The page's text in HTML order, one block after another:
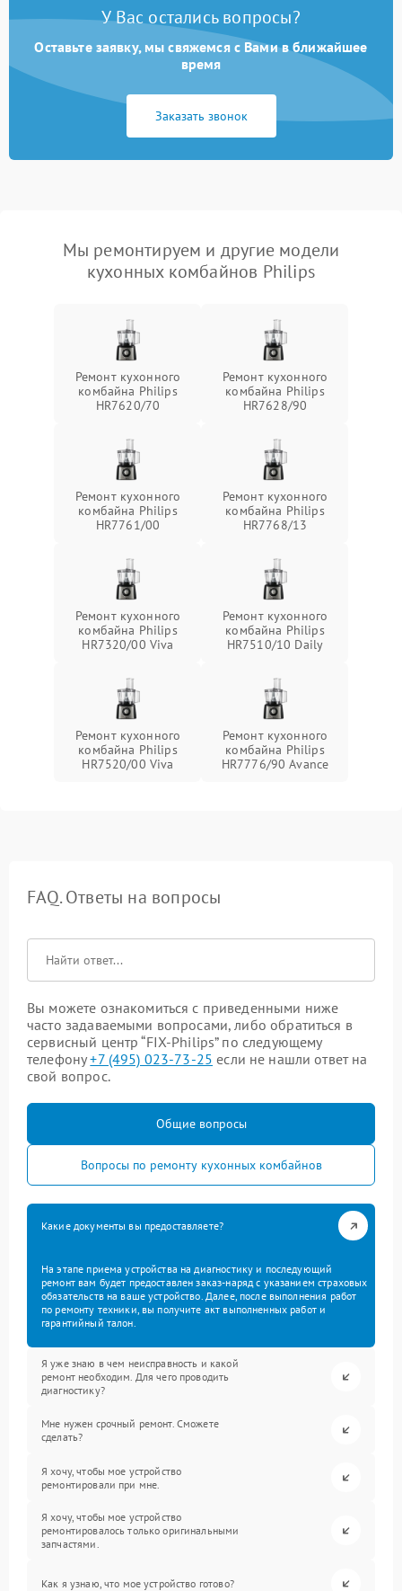
У Вас остались вопросы?
Оставьте заявку, мы свяжемся с Вами в ближайшее
время
Заказать звонок
Мы ремонтируем и другие модели
кухонных комбайнов Philips
Ремонт кухонного
комбайна Philips
HR7620/70
Ремонт кухонного
комбайна Philips
HR7628/90
Ремонт кухонного
комбайна Philips
HR7761/00
Ремонт кухонного
комбайна Philips
HR7768/13
Ремонт кухонного
комбайна Philips
HR7320/00 Viva
Ремонт кухонного
комбайна Philips
HR7510/10 Daily
Ремонт кухонного
комбайна Philips
HR7520/00 Viva
Ремонт кухонного
комбайна Philips
HR7776/90 Avance
FAQ. Ответы на вопросы
Вы можете ознакомиться с приведенными ниже
часто задаваемыми вопросами, либо обратиться в
сервисный центр “FIX-Philips” по следующему
телефону+7 (495) 023-73-25 если не нашли ответ на
свой вопрос.
Общие вопросы
Вопросы по ремонту кухонных комбайнов
Какие документы вы предоставляете?
На этапе приема устройства на диагностику и последующий
ремонт вам будет предоставлен заказ-наряд с указанием страховых
обязательств на ваше устройство. Далее, после выполнения работ
по ремонту техники, вы получите акт выполненных работ и
гарантийный талон.
Я уже знаю в чем неисправность и какой
ремонт необходим. Для чего проводить
диагностику?
Мне нужен срочный ремонт. Сможете
сделать?
Я хочу, чтобы мое устройство
ремонтировали при мне.
Я хочу, чтобы мое устройство
ремонтировалось только оригинальными
запчастями.
Как я узнаю, что мое устройство готово?